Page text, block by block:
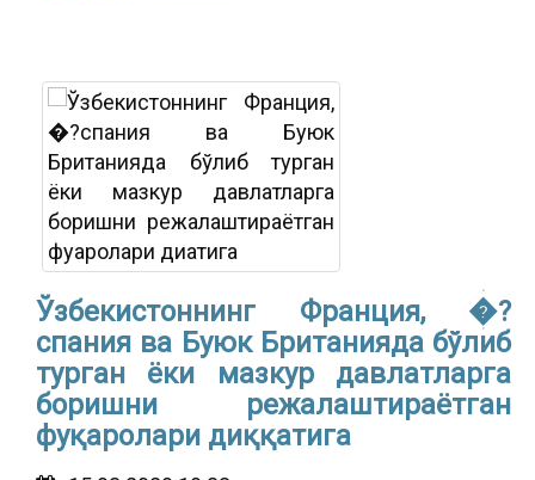
Ўзбекистоннинг Франция, �?
спания ва Буюк Британияда бўлиб
турган ёки мазкур давлатларга
боришни режалаштираётган
фуқаролари диққатига